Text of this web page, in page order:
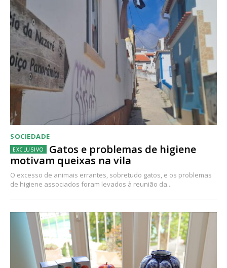
SOCIEDADE
Gatos e problemas de higiene
motivam queixas na vila
O excesso de animais errantes, sobretudo gatos, e os problemas
de higiene associados foram levados à reunião da...